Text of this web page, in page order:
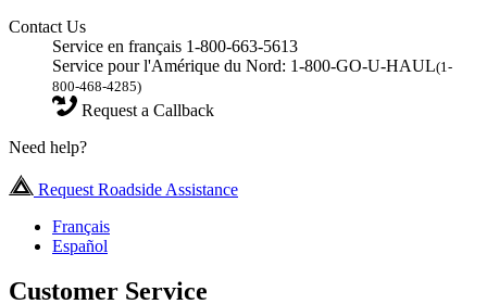
Contact Us
Service en français 1-800-663-5613
Service pour l'Amérique du Nord: 1-800-GO-U-HAUL(1-
800-468-4285)
Request a Callback
Need help?
Request Roadside Assistance
Français
Español
Customer Service